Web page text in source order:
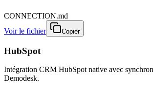
CONNECTION.md
Voir le fichier
Copier
HubSpot
Intégration CRM HubSpot native avec
Demodesk.